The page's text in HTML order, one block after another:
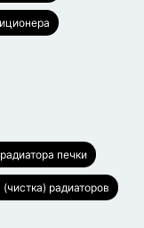
печки
радиаторов